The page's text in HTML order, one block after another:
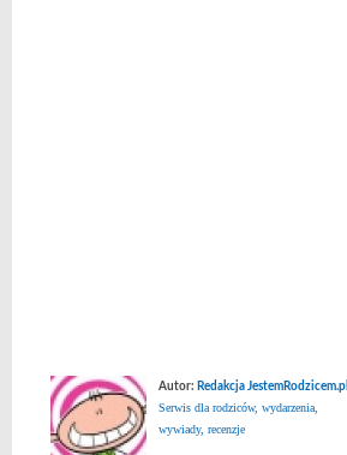
Autor: Redakcja JestemRodzicem.pl
Serwis dla rodziców, wydarzenia,
wywiady, recenzje